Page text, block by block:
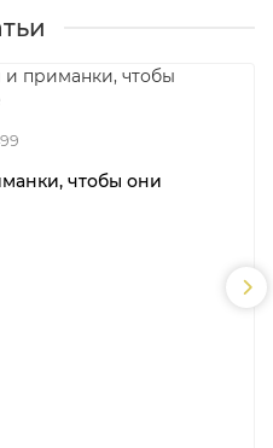
чтобы они